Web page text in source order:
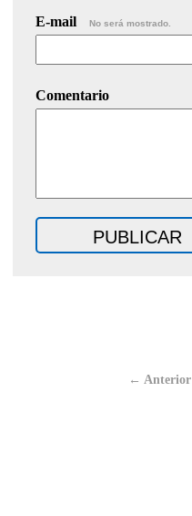
E-mail No será mostrado.
Comentario
← Anterior